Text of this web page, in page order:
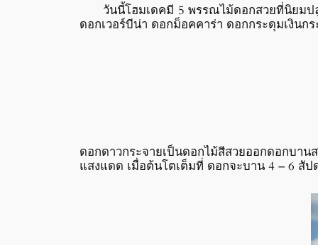
วันนี้โฮมเดคมี 5 พรรณไม้ดอกสวยที่นิยมป
ดอกเวอร์บีน่า ดอกม็อคคาร่า ดอกกระดุมเงินก
ดอกดาวกระจายเป็นดอกไม้สีสวยออกดอกบ
แสงแดด เมื่อต้นโตเต็มที่ ดอกจะบาน 4 – 6 สัป